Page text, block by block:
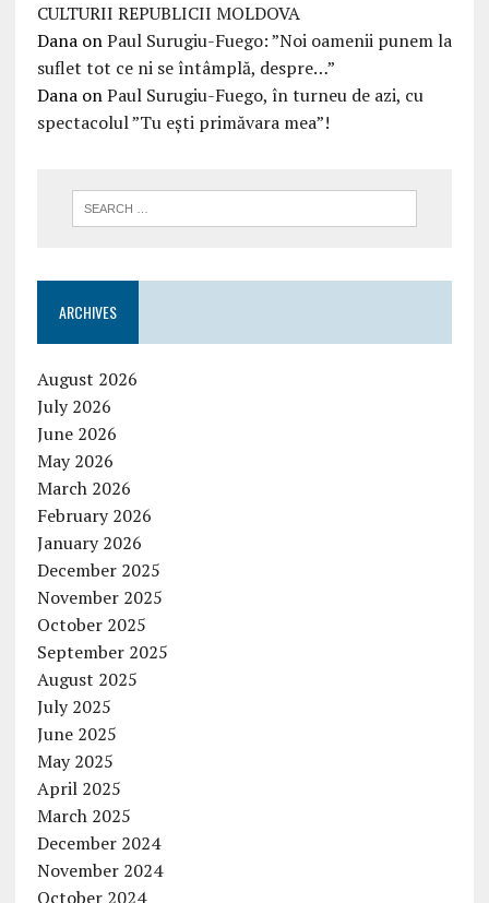
CULTURII REPUBLICII MOLDOVA
DanaonPaul Surugiu-Fuego: ”Noi oamenii punem la
suflet tot ce ni se întâmplă, despre…”
DanaonPaul Surugiu-Fuego, în turneu de azi, cu
spectacolul ”Tu ești primăvara mea”!
ARCHIVES
August 2026
July 2026
June 2026
May 2026
March 2026
February 2026
January 2026
December 2025
November 2025
October 2025
September 2025
August 2025
July 2025
June 2025
May 2025
April 2025
March 2025
December 2024
November 2024
October 2024